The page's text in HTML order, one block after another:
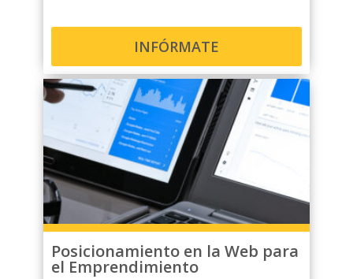
INFÓRMATE
Posicionamiento en la Web para
el Emprendimiento